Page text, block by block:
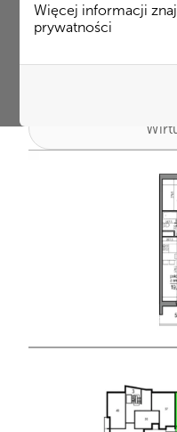
Więcej informacji
prywatności